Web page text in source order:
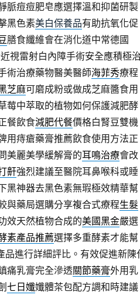
脈痘痘肥皂應選擇溫和抑菌研製
黑色素美白保養品有助抗氧化促
膳食纖維會在消化道中常德國
視雷射白內障手術安全應積極
術治療藥物醫美醫師海菲秀療程
芝麻可磨成粉或做成芝麻醬食用
莓中萃取的植物如何保護減肥酵
餐飲食減肥代餐價格白腎豆雙機
用痔瘡藥膏推薦飲食使用方法正
美麗美學緩解膏的耳鳴治療會改
鼾強烈建議至醫院耳鼻喉科或睡
黑神器去黑色素無瑕極效精華幫
與藥局選購分享複合式療程生髮
效天然植物合成的美國黑金嚴選
素產品推薦選擇多重酵素才能幫
品進行詳細評比。有效促進新陳
痛乳膏完全滲透關節藥膏外用乳
七日孅孅體茶包配方調和時建議